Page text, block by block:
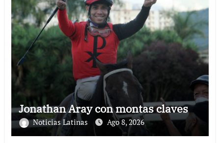
Jonathan Aray con montas claves
Noticias Latinas Ago 8, 2026